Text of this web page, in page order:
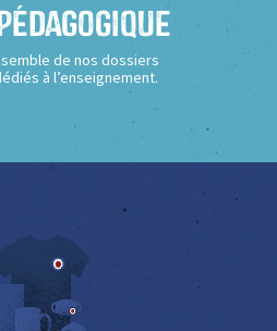
de nos dossiers
à l’enseignement.